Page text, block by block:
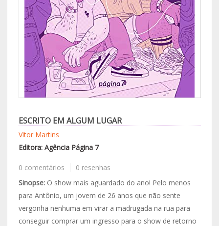
ESCRITO EM ALGUM LUGAR
Vitor Martins
Editora: Agência Página 7
0 comentários
0 resenhas
Sinopse:O show mais aguardado do ano! Pelo menos
para Antônio, um jovem de 26 anos que não sente
vergonha nenhuma em virar a madrugada na rua para
conseguir comprar um ingresso para o show de retorno